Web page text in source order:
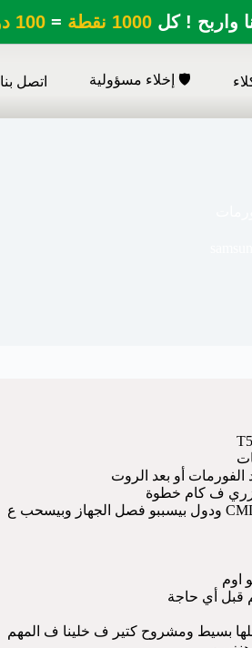
واربح ! كل1000 نقطة =100 دولار
🛡️ إخلاء مسؤولية اتصل بنا
جزري ف كام خطوة
اولا طبعا هتكون متأكدين أن الجهاز مش بيرستر عشان ممكن يكون clk أو CMD ودول بيسببو فصل الجهاز وبيسحب ع
قبل أي حاجة